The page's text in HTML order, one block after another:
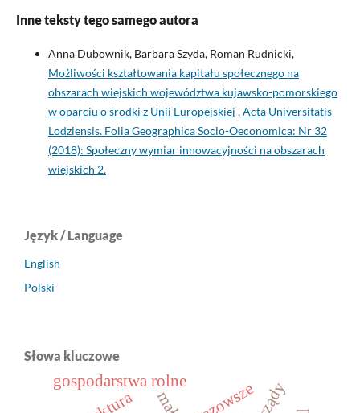
Inne teksty tego samego autora
Anna Dubownik, Barbara Szyda, Roman Rudnicki,
Możliwości kształtowania kapitału społecznego na
obszarach wiejskich województwa kujawsko-pomorskiego
w oparciu o środki z Unii Europejskiej ,Acta Universitatis
Lodziensis. Folia Geographica Socio-Oeconomica: Nr 32
(2018): Społeczny wymiar innowacyjności na obszarach
wiejskich 2.
Język / Language
English
Polski
Słowa kluczowe
gospodarstwa rolne